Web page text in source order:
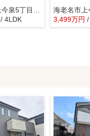
/ 4LDK 3,499万円